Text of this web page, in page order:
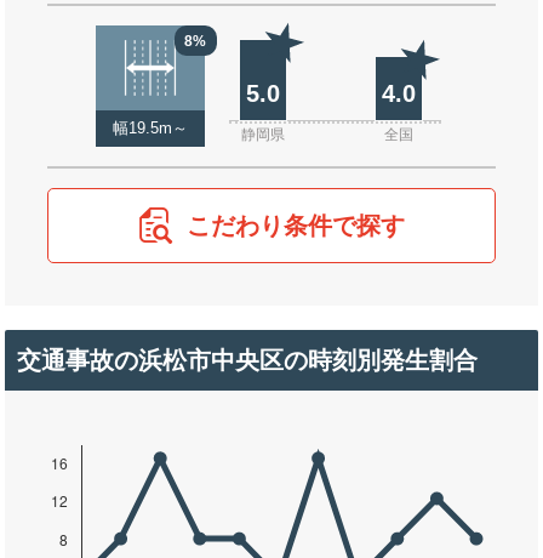
8%
幅19.5m～
5.0 4.0
静岡県 全国
こだわり条件で探す
交通事故の浜松市中央区の時刻別発生割合